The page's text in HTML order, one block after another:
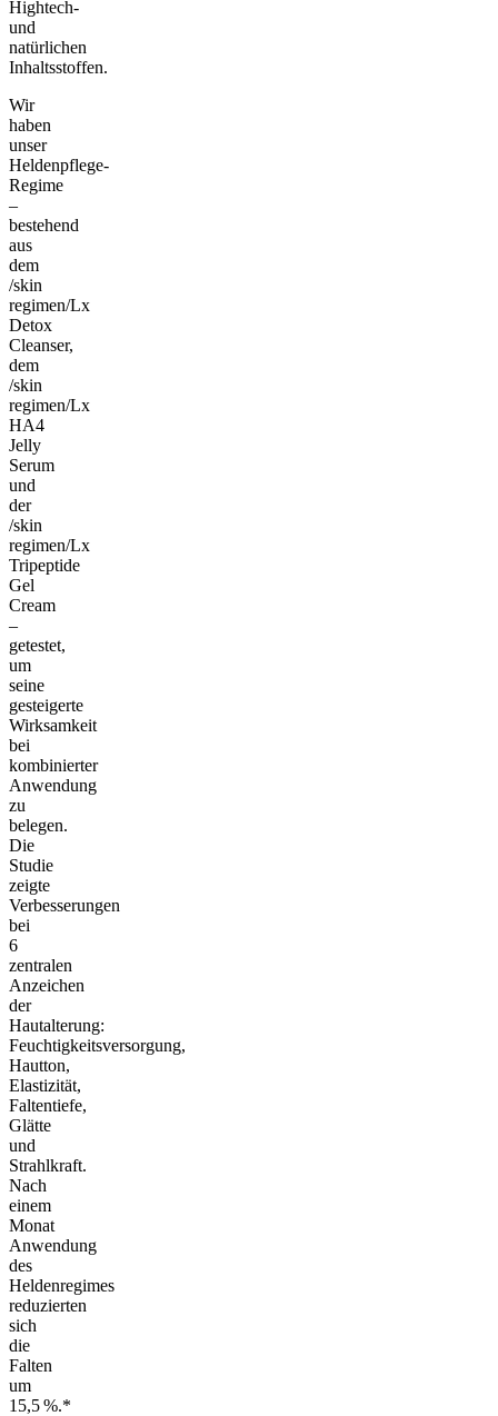
Hightech-
und
natürlichen
Inhaltsstoffen.
Wir
haben
unser
Heldenpflege-
Regime
–
bestehend
aus
dem
/skin
regimen/Lx
Detox
Cleanser,
dem
/skin
regimen/Lx
HA4
Jelly
Serum
und
der
/skin
regimen/Lx
Tripeptide
Gel
Cream
–
getestet,
um
seine
gesteigerte
Wirksamkeit
bei
kombinierter
Anwendung
zu
belegen.
Die
Studie
zeigte
Verbesserungen
bei
6
zentralen
Anzeichen
der
Hautalterung:
Feuchtigkeitsversorgung,
Hautton,
Elastizität,
Faltentiefe,
Glätte
und
Strahlkraft.
Nach
einem
Monat
Anwendung
des
Heldenregimes
reduzierten
sich
die
Falten
um
15,5 %.*